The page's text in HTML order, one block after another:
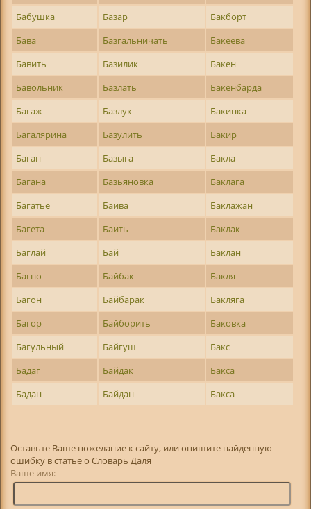
Бабушка
Базар
Бакборт
Бава
Базгальничать
Бакеева
Бавить
Базилик
Бакен
Бавольник
Базлать
Бакенбарда
Багаж
Базлук
Бакинка
Багалярина
Базулить
Бакир
Баган
Базыга
Бакла
Багана
Базьяновка
Баклага
Багатье
Баива
Баклажан
Багета
Баить
Баклак
Баглай
Бай
Баклан
Багно
Байбак
Бакля
Багон
Байбарак
Бакляга
Багор
Байборить
Баковка
Багульный
Байгуш
Бакс
Бадаг
Байдак
Бакса
Бадан
Байдан Бакса
Оставьте Ваше пожелание к сайту, или опишите найденную
ошибку в статье о Словарь Даля
Ваше имя: